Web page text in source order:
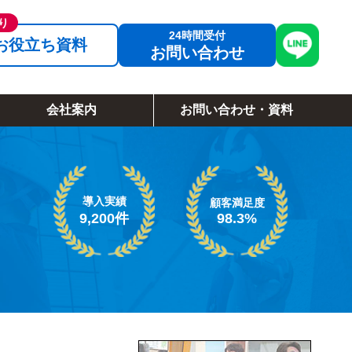
役立ち資料 お問い合わせ
会社案内 お問い合わせ・資料
導入実績
9,200件
顧客満足度
98.3%